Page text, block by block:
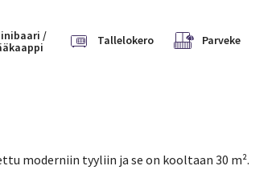
/
Tallelokero Parveke
moderniin tyyliin ja se on kooltaan 30 m².